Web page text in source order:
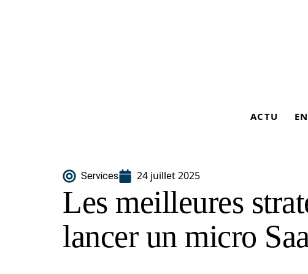
ACTU
Services 24 juillet 2025
Les meilleures
lancer un micro